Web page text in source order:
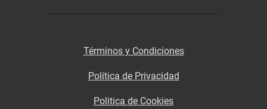
Términos y Condiciones
Política de Privacidad
Politica de Cookies